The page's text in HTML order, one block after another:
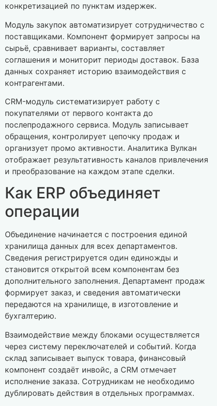
конкретизацией по пунктам издержек.
Модуль закупок автоматизирует сотрудничество с
поставщиками. Компонент формирует запросы на
сырьё, сравнивает варианты, составляет
соглашения и мониторит периоды доставок. База
данных сохраняет историю взаимодействия с
контрагентами.
CRM-модуль систематизирует работу с
покупателями от первого контакта до
послепродажного сервиса. Модуль записывает
обращения, контролирует цепочку продаж и
организует промо активности. Аналитика Вулкан
отображает результативность каналов привлечения
и преобразование на каждом этапе сделки.
Как ERP объединяет
операции
Объединение начинается с построения единой
хранилища данных для всех департаментов.
Сведения регистрируется один единожды и
становится открытой всем компонентам без
дополнительного заполнения. Департамент продаж
формирует заказ, и сведения автоматически
передаются на хранилище, в изготовление и
бухгалтерию.
Взаимодействие между блоками осуществляется
через систему переключателей и событий. Когда
склад записывает выпуск товара, финансовый
компонент создаёт инвойс, а CRM отмечает
исполнение заказа. Сотрудникам не необходимо
дублировать действия в отдельных программах.